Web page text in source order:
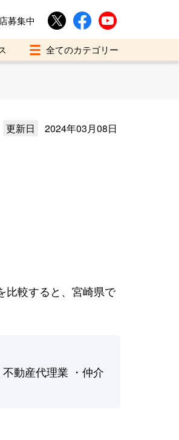
募集中
更新日 2024年03月08日
比較すると、宮崎県で
不動産代理業 ・仲介